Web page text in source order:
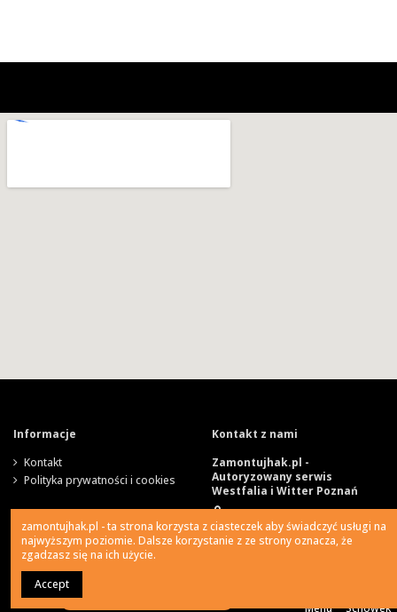
Menu Schowek
Informacje
Kontakt
Polityka prywatności i cookies
Kontakt z nami
Zamontujhak.pl -
Autoryzowany serwis
Westfalia i Witter Poznań
Szparagowa 4, 62-081
Wysogotowo
zamontujhak.pl - ta strona korzysta z ciasteczek aby świadczyć usługi na
najwyższym poziomie. Dalsze korzystanie z ze strony oznacza, że
zgadzasz się na ich użycie.
Accept